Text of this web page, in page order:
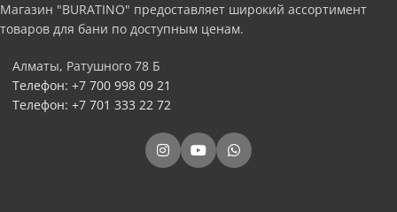
Магазин "BURATINO" предоставляет широкий ассортимент
товаров для бани по доступным ценам.
Алматы, Ратушного 78 Б
Телефон: +7 700 998 09 21
Телефон: +7 701 333 22 72